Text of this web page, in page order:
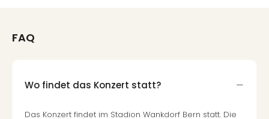
FAQ
Wo findet das Konzert statt?
Das Konzert findet im Stadion Wankdorf Bern statt. Die